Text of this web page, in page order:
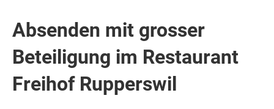
Absenden mit grosser
Beteiligung im Restaurant
Freihof Rupperswil